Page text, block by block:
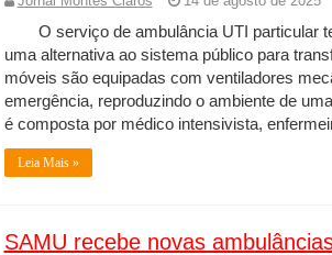
O serviço de ambulância UTI particular
uma alternativa ao sistema público para
móveis são equipadas com ventiladores
emergência, reproduzindo o ambiente de
é composta por médico intensivista,
Leia Mais »
SAMU recebe novas